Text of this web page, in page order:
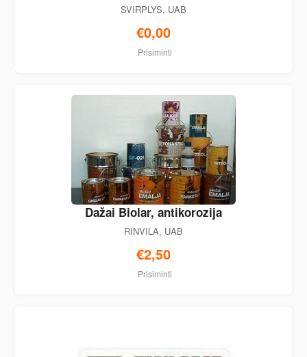
SVIRPLYS, UAB
€0,00
Prisiminti
Dažai Biolar, antikorozija
RINVILA, UAB
€2,50
Prisiminti